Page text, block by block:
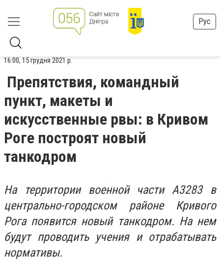
Рус
16:00, 15 грудня 2021 р.
Препятствия, командный
пункт, макеты и
искусственные рвы: в Кривом
Роге построят новый
танкодром
На территории военной части А3283 в
центрально-городском районе Кривого
Рога появится новый танкодром. На нем
будут проводить учения и отрабатывать
нормативы.